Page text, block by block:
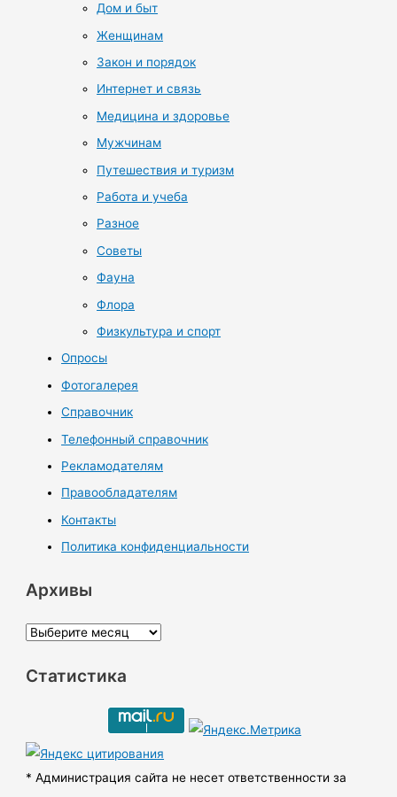
Дом и быт
Женщинам
Закон и порядок
Интернет и связь
Медицина и здоровье
Мужчинам
Путешествия и туризм
Работа и учеба
Разное
Советы
Фауна
Флора
Физкультура и спорт
Опросы
Фотогалерея
Справочник
Телефонный справочник
Рекламодателям
Правообладателям
Контакты
Политика конфиденциальности
Архивы
А
х
ы
Статистика
* Администрация сайта не несет ответственности за